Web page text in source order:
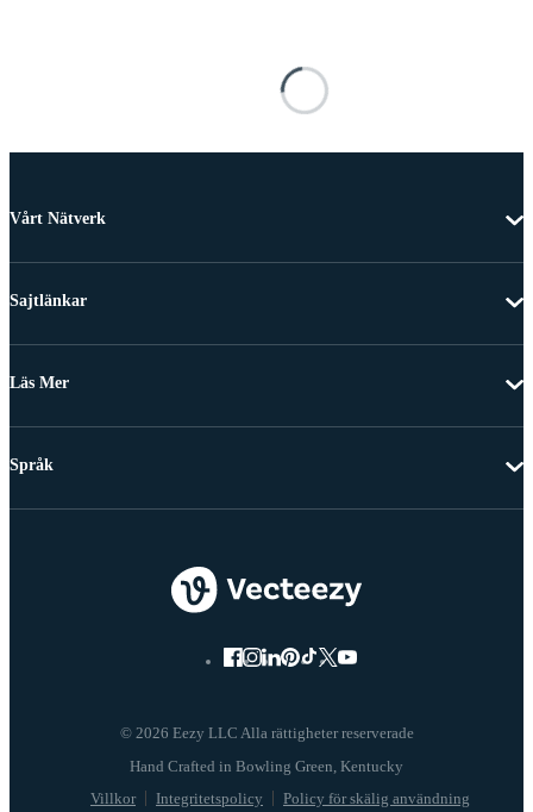
Vårt Nätverk
Sajtlänkar
Läs Mer
© 2026 Eezy LLC Alla rättigheter reserverade
Villkor Integritetspolicy Policy för skälig användning
Språk